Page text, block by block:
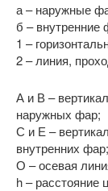
а – наружные
б – внутренние
1 –
2 – линия,
А и В –
наружных фар;
С и Е –
внутренних фар;
О – осевая
h – расстояние